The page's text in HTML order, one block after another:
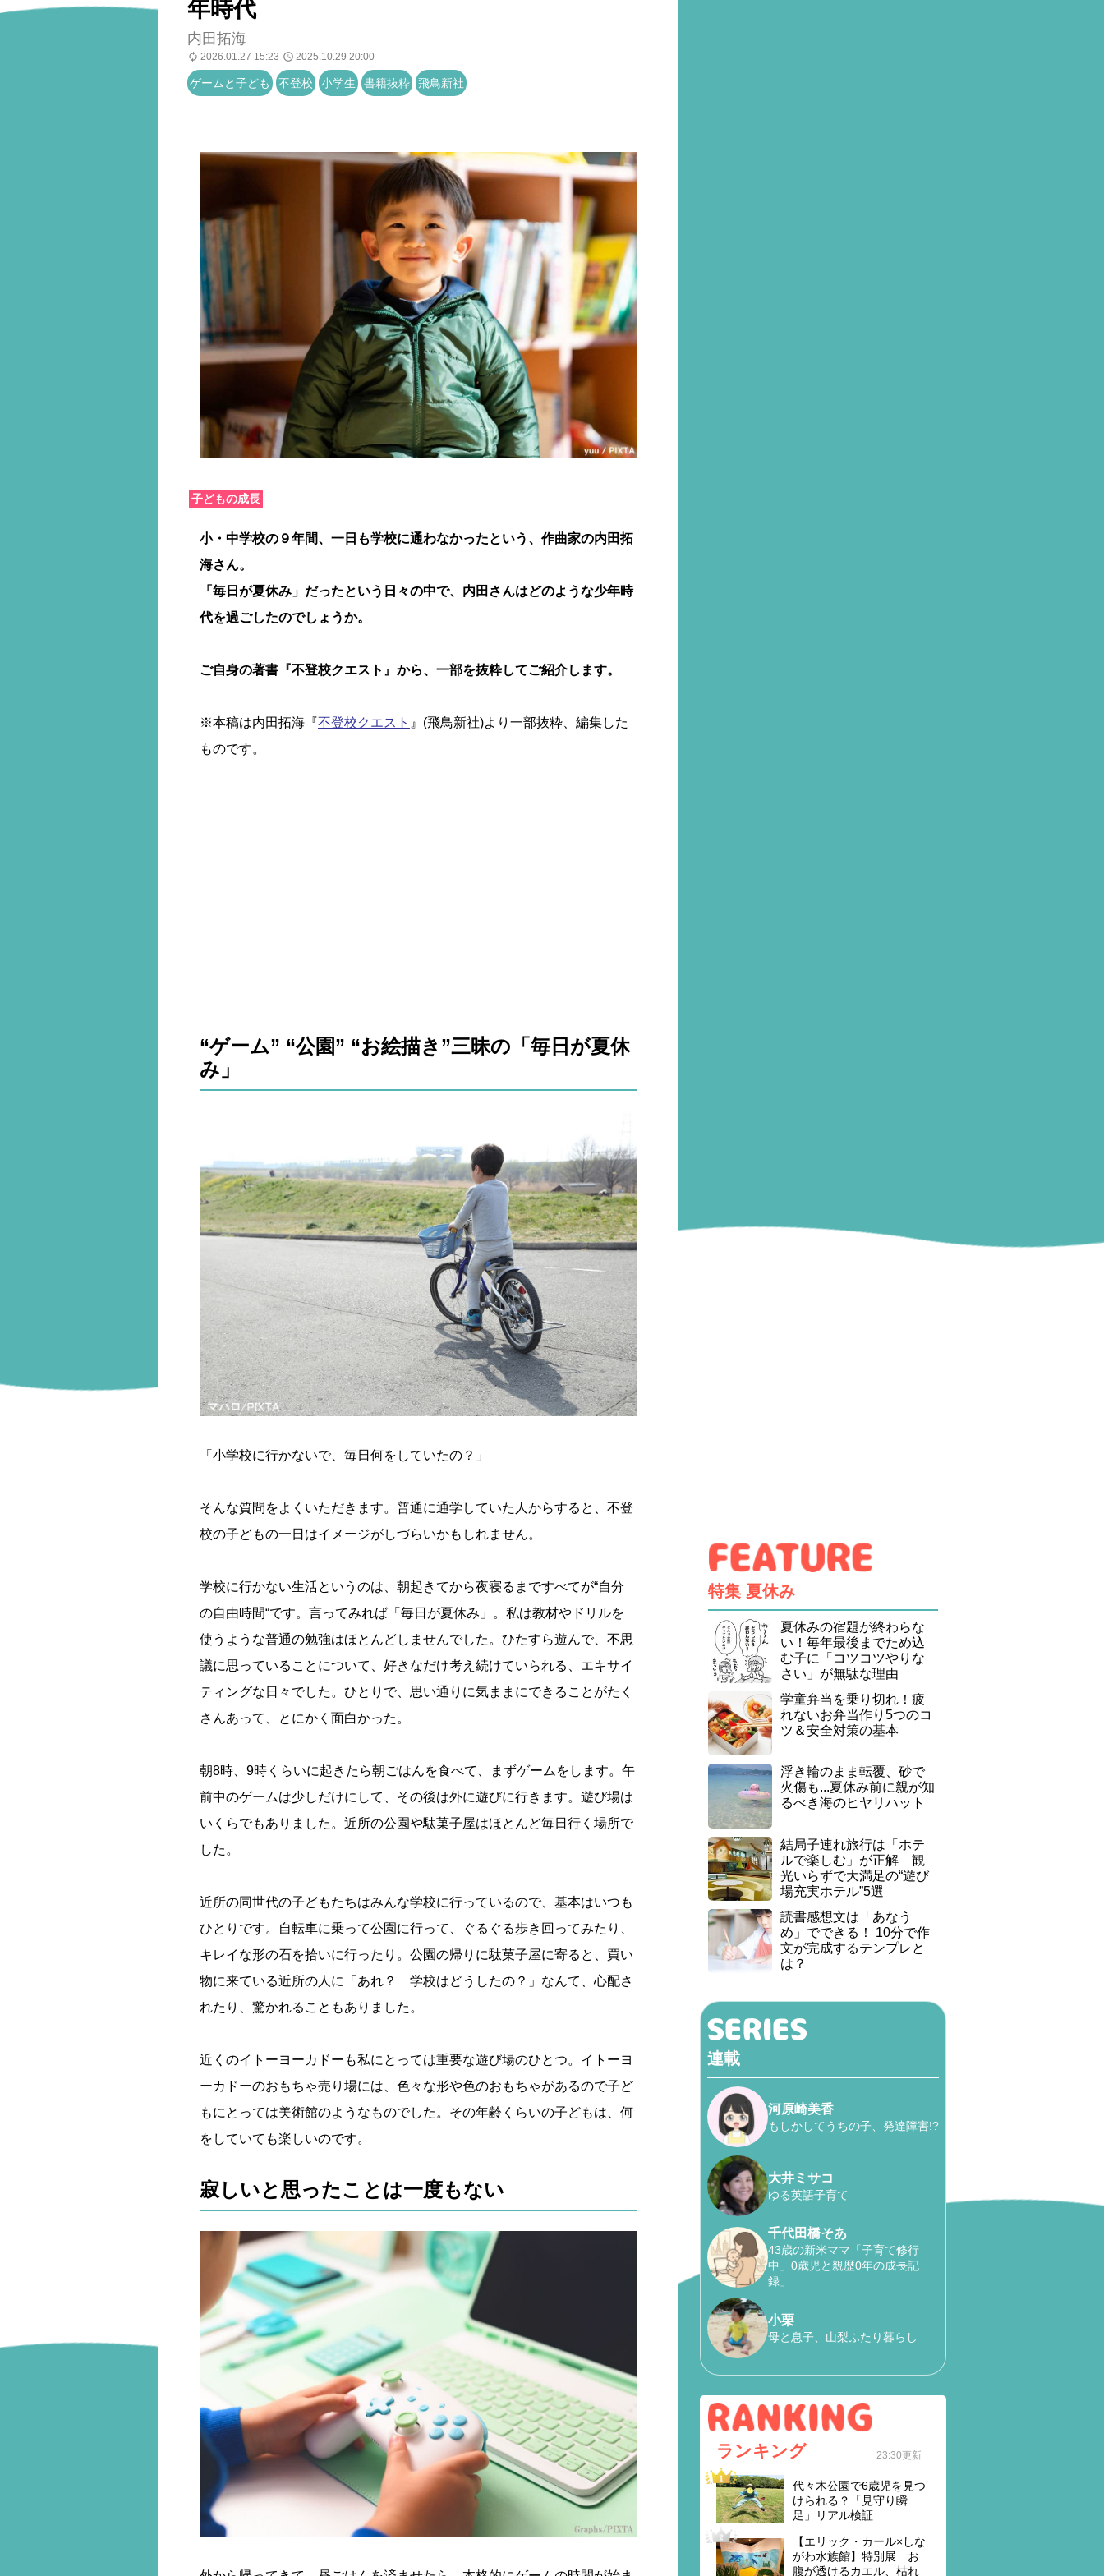
年時代
内田拓海
2026.01.27 15:23 2025.10.29 20:00
ゲームと子ども 不登校 小学生 書籍抜粋 飛鳥新社
子どもの成長
小・中学校の９年間、一日も学校に通わなかったという、作曲家の内田拓
海さん。
「毎日が夏休み」だったという日々の中で、内田さんはどのような少年時
代を過ごしたのでしょうか。
ご自身の著書『不登校クエスト』から、一部を抜粋してご紹介します。
※本稿は内田拓海『不登校クエスト 』(飛鳥新社)より一部抜粋、編集した
ものです。
“ゲーム” “公園” “お絵描き”三昧の「毎日が夏休
み」
「小学校に行かないで、毎日何をしていたの？」
そんな質問をよくいただきます。普通に通学していた人からすると、不登
校の子どもの一日はイメージがしづらいかもしれません。
学校に行かない生活というのは、朝起きてから夜寝るまですべてが“自分
の自由時間“です。言ってみれば「毎日が夏休み」。私は教材やドリルを
使うような普通の勉強はほとんどしませんでした。ひたすら遊んで、不思
議に思っていることについて、好きなだけ考え続けていられる、エキサイ
ティングな日々でした。ひとりで、思い通りに気ままにできることがたく
さんあって、とにかく面白かった。
朝8時、9時くらいに起きたら朝ごはんを食べて、まずゲームをします。午
前中のゲームは少しだけにして、その後は外に遊びに行きます。遊び場は
いくらでもありました。近所の公園や駄菓子屋はほとんど毎日行く場所で
した。
近所の同世代の子どもたちはみんな学校に行っているので、基本はいつも
ひとりです。自転車に乗って公園に行って、ぐるぐる歩き回ってみたり、
キレイな形の石を拾いに行ったり。公園の帰りに駄菓子屋に寄ると、買い
物に来ている近所の人に「あれ？ 学校はどうしたの？」なんて、心配さ
れたり、驚かれることもありました。
近くのイトーヨーカドーも私にとっては重要な遊び場のひとつ。イトーヨ
ーカドーのおもちゃ売り場には、色々な形や色のおもちゃがあるので子ど
もにとっては美術館のようなものでした。その年齢くらいの子どもは、何
をしていても楽しいのです。
寂しいと思ったことは一度もない
特集 夏休み
夏休みの宿題が終わらな
い！毎年最後までため込
む子に「コツコツやりな
さい」が無駄な理由
学童弁当を乗り切れ！疲
れないお弁当作り5つのコ
ツ＆安全対策の基本
浮き輪のまま転覆、砂で
火傷も...夏休み前に親が知
るべき海のヒヤリハット
結局子連れ旅行は「ホテ
ルで楽しむ」が正解 観
光いらずで大満足の“遊び
場充実ホテル”5選
読書感想文は「あなう
め」でできる！ 10分で作
文が完成するテンプレと
は？
連載
河原崎美香
もしかしてうちの子、発達障害!?
大井ミサコ
ゆる英語子育て
千代田橋そあ
43歳の新米ママ「子育て修行
中」0歳児と親歴0年の成長記
録」
小栗
母と息子、山梨ふたり暮らし
ランキング 23:30更新
代々木公園で6歳児を見つ
けられる？「見守り瞬
足」リアル検証
【エリック・カール×しな
がわ水族館】特別展 お
腹が透けるカエル、枯れ